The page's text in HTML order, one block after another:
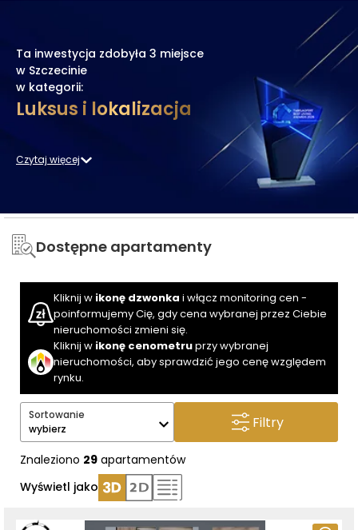
Ta inwestycja zdobyła 3 miejsce
w Szczecinie
w kategorii:
Luksus i lokalizacja
Czytaj więcej
Dostępne apartamenty
Kliknij w ikonę dzwonka i włącz monitoring cen -
poinformujemy Cię, gdy cena wybranej przez Ciebie
nieruchomości zmieni się.
Kliknij w ikonę cenometruprzy wybranej
nieruchomości, aby sprawdzić jego cenę względem
rynku.
Filtry
Sortowanie
wybierz
Znaleziono 29 apartamentów
Wyświetl jako